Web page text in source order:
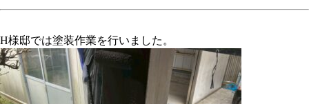
H様邸では塗装作業を行いました。